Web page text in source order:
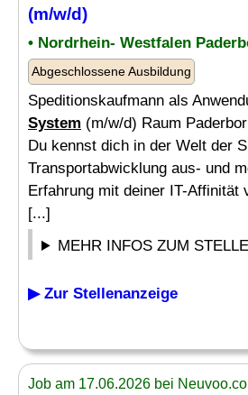
(m/w/d)
• Nordrhein- Westfalen
Abgeschlossene Ausbildung
Speditionskaufmann als
System (m/w/d) Raum
Du kennst dich in der Welt der
Transportabwicklung aus- und
Erfahrung mit deiner IT-Affinität
[...]
MEHR INFOS ZUM
▶ Zur Stellenanzeige
Job am 17.06.2026 bei